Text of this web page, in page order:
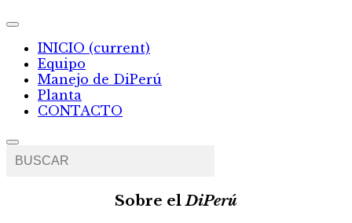
INICIO (current)
Equipo
Manejo de DiPerú
Planta
CONTACTO
Sobre elDiPerú